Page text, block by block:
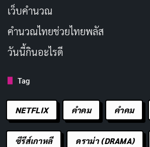
เว็บคํานวณ
คํานวณไทยช่วยไทยพลัส
วันนี้กินอะไรดี
Tag
NETFLIX คำคม คําคม
ซีรีส์เกาหลี ดราม่า (DRAMA)